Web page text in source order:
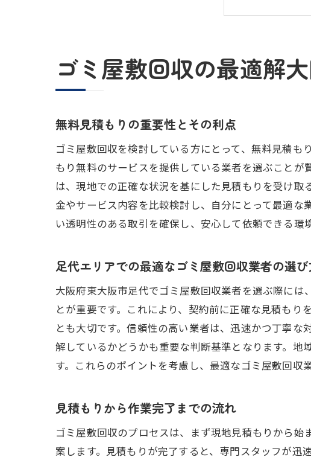
無料
ゴミ
現地見積
初め
ゴミ
トラ
大阪府東
地元密
足代
地域
密着
地元
ハヤノ運
ハヤ
快適
ゴミ屋敷回収の最適解
無料見積もりの重要性とその利点
ゴミ屋敷回収を検討している方にとって、無料見積
もり無料のサービスを提供している業者を選ぶこと
は、現地での正確な状況を基にした見積もりを受け
金やサービス内容を比較検討し、自分にとって最適
い透明性のある取引を確保し、安心して依頼できる環
足代エリアでの最適なゴミ屋敷回収業者の選
大阪府東大阪市足代でゴミ屋敷回収業者を選ぶ際に
とが重要です。これにより、契約前に正確な見積も
とも大切です。信頼性の高い業者は、迅速かつ丁寧
解しているかどうかも重要な判断基準となります。
す。これらのポイントを考慮し、最適なゴミ屋敷回収
見積もりから作業完了までの流れ
ゴミ屋敷回収のプロセスは、まず現地見積もりから
案します。見積もりが完了すると、専門スタッフが迅